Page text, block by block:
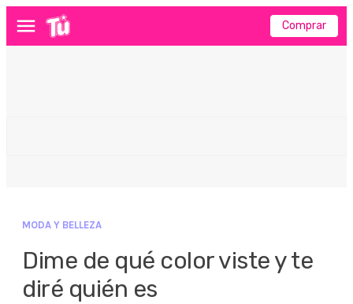
Menú Comprar
MODA Y BELLEZA
Dime de qué color viste y te
diré quién es